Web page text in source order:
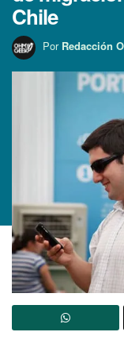
Chile
Por Redacción